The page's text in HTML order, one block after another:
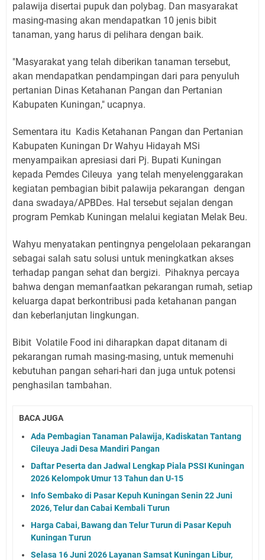
palawija disertai pupuk dan polybag. Dan masyarakat
masing-masing akan mendapatkan 10 jenis bibit
tanaman, yang harus di pelihara dengan baik.
"Masyarakat yang telah diberikan tanaman tersebut,
akan mendapatkan pendampingan dari para penyuluh
pertanian Dinas Ketahanan Pangan dan Pertanian
Kabupaten Kuningan," ucapnya.
Sementara itu Kadis Ketahanan Pangan dan Pertanian
Kabupaten Kuningan Dr Wahyu Hidayah MSi
menyampaikan apresiasi dari Pj. Bupati Kuningan
kepada Pemdes Cileuya yang telah menyelenggarakan
kegiatan pembagian bibit palawija pekarangan dengan
dana swadaya/APBDes. Hal tersebut sejalan dengan
program Pemkab Kuningan melalui kegiatan Melak Beu.
Wahyu menyatakan pentingnya pengelolaan pekarangan
sebagai salah satu solusi untuk meningkatkan akses
terhadap pangan sehat dan bergizi. Pihaknya percaya
bahwa dengan memanfaatkan pekarangan rumah, setiap
keluarga dapat berkontribusi pada ketahanan pangan
dan keberlanjutan lingkungan.
Bibit Volatile Food ini diharapkan dapat ditanam di
pekarangan rumah masing-masing, untuk memenuhi
kebutuhan pangan sehari-hari dan juga untuk potensi
penghasilan tambahan.
BACA JUGA
Ada Pembagian Tanaman Palawija, Kadiskatan Tantang
Cileuya Jadi Desa Mandiri Pangan
Daftar Peserta dan Jadwal Lengkap Piala PSSI Kuningan
2026 Kelompok Umur 13 Tahun dan U-15
Info Sembako di Pasar Kepuh Kuningan Senin 22 Juni
2026, Telur dan Cabai Kembali Turun
Harga Cabai, Bawang dan Telur Turun di Pasar Kepuh
Kuningan Turun
Selasa 16 Juni 2026 Layanan Samsat Kuningan Libur,